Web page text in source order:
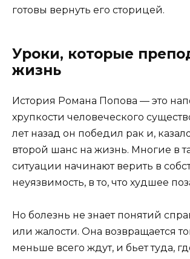
готовы вернуть его сторицей.
Уроки, которые
жизнь
История Романа Попова — это
хрупкости человеческого
лет назад он победил рак и,
второй шанс на жизнь. Многие в
ситуации начинают верить в
неуязвимость, в то, что худшее
Но болезнь не знает понятий
или жалости. Она возвращается
меньше всего ждут, и бьет туда,